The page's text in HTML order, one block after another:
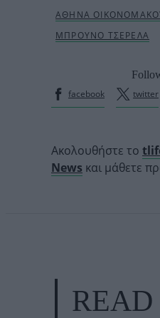
facebook
twitter
Ακολουθήστε το
News και μάθετε
READ